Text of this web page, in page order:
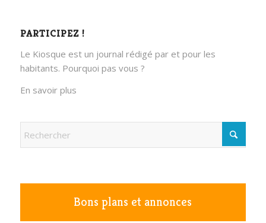
PARTICIPEZ !
Le Kiosque est un journal rédigé par et pour les
habitants. Pourquoi pas vous ?
En savoir plus
Bons plans et annonces